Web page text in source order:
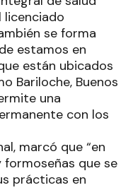
licenciado
se forma
estamos en
están ubicados
Bariloche, Buenos
una
con los
marcó que “en
que se
prácticas en